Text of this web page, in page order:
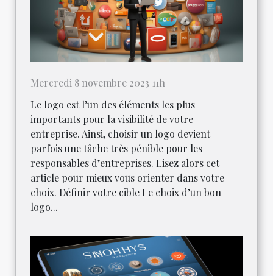
Mercredi 8 novembre 2023 11h
Le logo est l’un des éléments les plus
importants pour la visibilité de votre
entreprise. Ainsi, choisir un logo devient
parfois une tâche très pénible pour les
responsables d’entreprises. Lisez alors cet
article pour mieux vous orienter dans votre
choix. Définir votre cible Le choix d’un bon
logo...